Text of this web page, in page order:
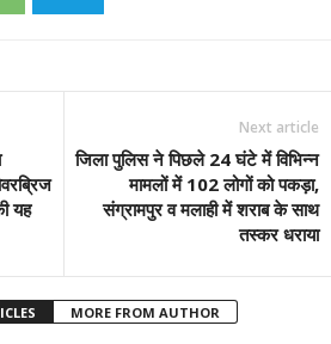
यह
Next article
जिला पुलिस ने पिछले 24 घंटे में विभिन्न
मामलों में 102 लोगों को पकड़ा,
संग्रामपुर व मलाही में शराब के साथ
तस्कर धराया
MORE FROM AUTHOR